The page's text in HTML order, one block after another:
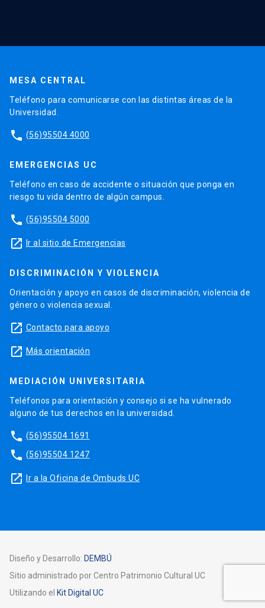
MESA CENTRAL
Teléfono para comunicarse con las distintas áreas de la
Universidad.
phone (56)95504 4000
EMERGENCIAS UC
Teléfono en caso de accidente o situación que ponga en
riesgo tu vida dentro de algún campus.
phone (56)95504 5000
launch Ir al sitio de Emergencias
DISCRIMINACIÓN Y VIOLENCIA
Orientación y apoyo en casos de discriminación, violencia de
género o violencia sexual.
launch Contacto para apoyo
launch Más orientación
MEDIACIÓN UNIVERSITARIA
Teléfonos para orientación y consejo si se ha vulnerado
alguno de tus derechos en la universidad.
phone (56)95504 1691
phone (56)95504 1247
launch Ir a la Oficina de Ombuds UC
Diseño y Desarrollo: DEMBÚ
Sitio administrado por Centro Patrimonio Cultural UC
Utilizando el Kit Digital UC